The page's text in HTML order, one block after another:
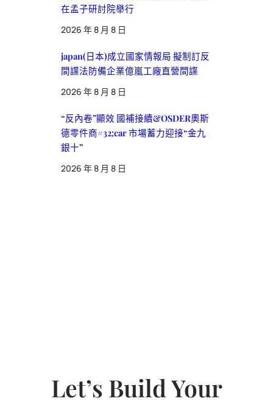
在孟子研討院舉行
2026 年 8 月 8 日
japan(日本)成立國家情報局 擬制訂反
間諜法防備企業億嵐工廠直營間諜
2026 年 8 月 8 日
“反內卷”顯效 國補接續&OSDER奧斯
德零件商#32;car 市場蓄力迎接“金九
銀十”
2026 年 8 月 8 日
Let’s Build Your